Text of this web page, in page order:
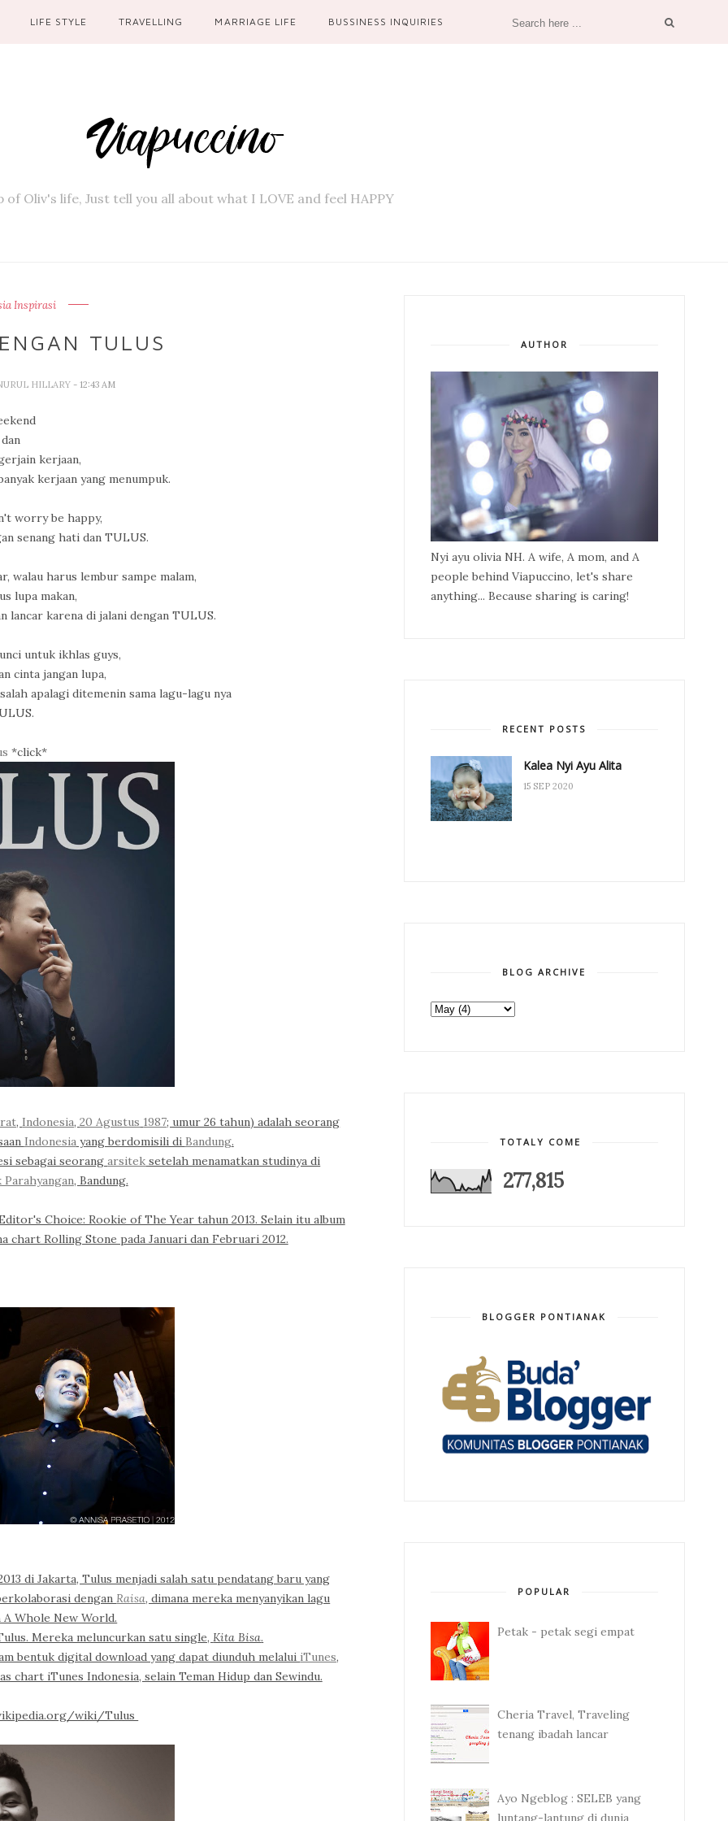
LIFE STYLE TRAVELLING MARRIAGE LIFE BUSSINESS INQUIRIES
of Oliv's life, Just tell you all about what I LOVE and feel HAPPY
Inspirasi
TULUS
HILLARY - 12:43 AM
dan
kerjaan,
kerjaan yang menumpuk.
worry be happy,
senang hati dan TULUS.
walau harus lembur sampe malam,
lupa makan,
karena di jalani dengan TULUS.
untuk ikhlas guys,
cinta jangan lupa,
apalagi ditemenin sama lagu-lagu nya
*click*
, Indonesia,20 Agustus 1987; umur 26 tahun) adalah seorang
Indonesiayang berdomisili di Bandung.
sebagai seorangarsitek setelah menamatkan studinya di
, Bandung.
Choice: Rookie of The Year tahun 2013. Selain itu album
Rolling Stone pada Januari dan Februari 2012.
di Jakarta, Tulus menjadi salah satu pendatang baru yang
denganRaisa, dimana mereka menyanyikan lagu
A Whole New World.
Mereka meluncurkan satu single,Kita Bisa.
bentuk digital download yang dapat diunduh melalui iTunes,
chart iTunes Indonesia, selain Teman Hidup dan Sewindu.
wiki/Tulus
AUTHOR
Nyi ayu olivia NH. A wife, A mom, and A
people behind Viapuccino, let's share
anything... Because sharing is caring!
RECENT POSTS
Kalea Nyi Ayu Alita
15 SEP 2020
BLOG ARCHIVE
TOTALY COME
277,815
BLOGGER PONTIANAK
POPULAR
Petak - petak segi empat
Cheria Travel, Traveling
tenang ibadah lancar
Ayo Ngeblog : SELEB yang
luntang-lantung di dunia